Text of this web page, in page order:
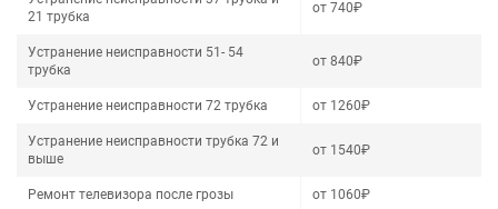
21 трубка
от 740₽
Устранение неисправности 51- 54
трубка
от 840₽
Устранение неисправности 72 трубка от 1260₽
Устранение неисправности трубка 72 и
выше
от 1540₽
Ремонт телевизора после грозы от 1060₽